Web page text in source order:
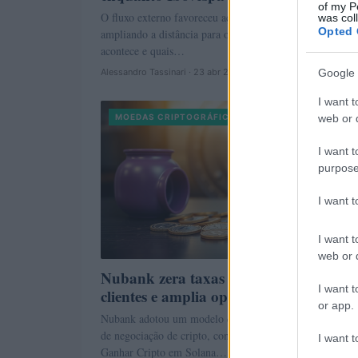
of my
was
Opted
Google
I want
web or
I want
I want
I want
web or
I want
or app.
I want
O fluxo externo favoreceu ações mais líquidas do
ampliando a distância para o SMLL; veja por que isso
acontece e quais…
Alessandro Tassinari · 23 abr 2026
MOEDAS CRIPTOGRÁFICAS
Nubank zera taxas de trade para alguns
clientes e amplia opções de cripto
Nubank adotou um modelo de desconto escalonado nas
de negociação de cripto, conecta a iniciativa ao
Ganhar Cripto em Solana…